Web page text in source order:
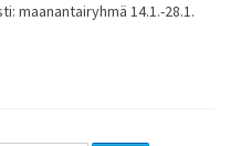
maanantairyhmä 14.1.-28.1.